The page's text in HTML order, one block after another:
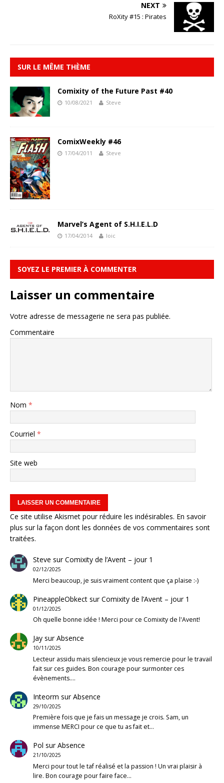
NEXT
RoXity #15 : Pirates
SUR LE MÊME THÈME
Comixity of the Future Past #40
10/08/2021 Steve
ComixWeekly #46
17/04/2011 Steve
Marvel’s Agent of S.H.I.E.L.D
17/04/2014 loic
SOYEZ LE PREMIER À COMMENTER
Laisser un commentaire
Votre adresse de messagerie ne sera pas publiée.
Commentaire
Nom *
Courriel *
Site web
Ce site utilise Akismet pour réduire les indésirables. En savoir
plus sur la façon dont les données de vos commentaires sont
traitées.
Steve surComixity de l’Avent – jour 1
02/12/2025
Merci beaucoup, je suis vraiment content que ça plaise :-)
PineappleObkectsurComixity de l’Avent – jour 1
01/12/2025
Oh quelle bonne idée ! Merci pour ce Comixity de l'Avent!
JaysurAbsence
10/11/2025
Lecteur assidu mais silencieux je vous remercie pour le travail
fait sur ces guides. Bon courage pour surmonter ces
évènements.…
Inteorm surAbsence
29/10/2025
Première fois que je fais un message je crois. Sam, un
immense MERCI pour ce que tu as fait et…
Pol surAbsence
21/10/2025
Merci pour tout le taf réalisé et la passion ! Un vrai plaisir à
lire. Bon courage pour faire face…